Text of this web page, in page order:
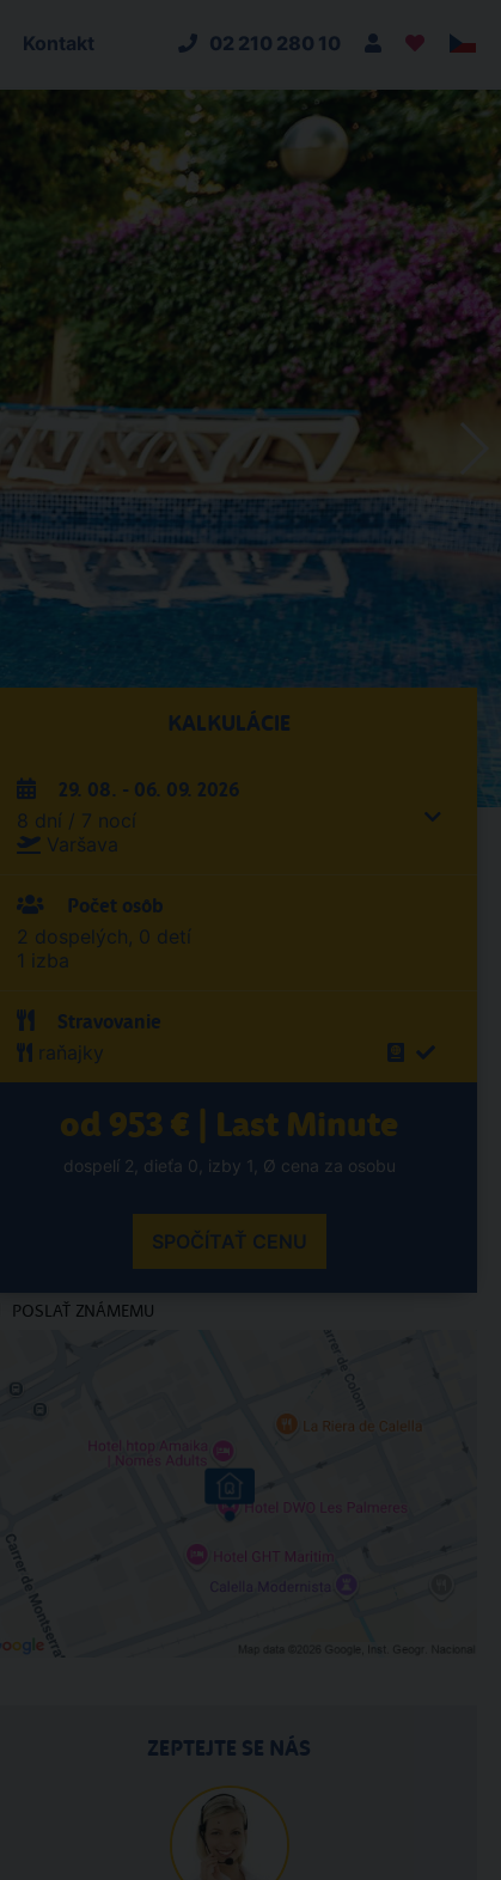
Kontakt 02 210 280 10
KALKULÁCIE
29. 08. - 06. 09. 2026
8 dní / 7 nocí
Varšava
Počet osôb
2 dospelých, 0 detí
1 izba
Stravovanie
raňajky
od 953 € | Last Minute
dospelí 2, dieťa 0, izby 1, Ø cena za osobu
SPOČÍTAŤ CENU
POSLAŤ ZNÁMEMU
ZEPTEJTE SE NÁS